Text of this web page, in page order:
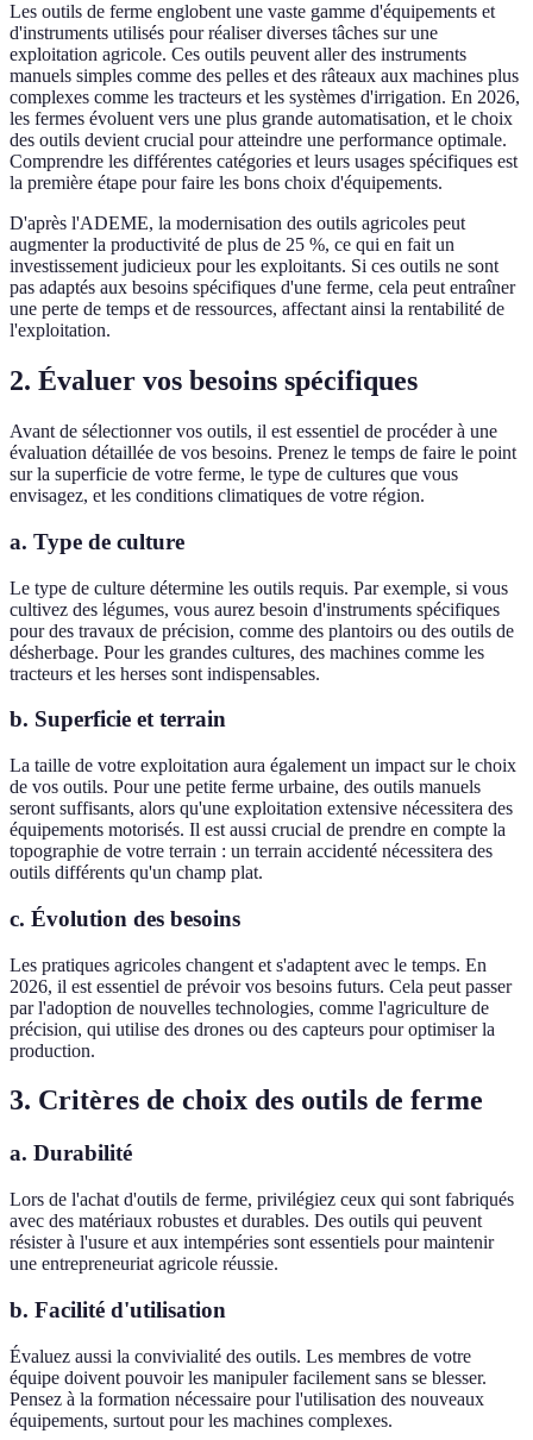
Les outils de ferme englobent une vaste gamme d'équipements et
d'instruments utilisés pour réaliser diverses tâches sur une
exploitation agricole. Ces outils peuvent aller des instruments
manuels simples comme des pelles et des râteaux aux machines plus
complexes comme les tracteurs et les systèmes d'irrigation. En 2026,
les fermes évoluent vers une plus grande automatisation, et le choix
des outils devient crucial pour atteindre une performance optimale.
Comprendre les différentes catégories et leurs usages spécifiques est
la première étape pour faire les bons choix d'équipements.
D'après l'ADEME, la modernisation des outils agricoles peut
augmenter la productivité de plus de 25 %, ce qui en fait un
investissement judicieux pour les exploitants. Si ces outils ne sont
pas adaptés aux besoins spécifiques d'une ferme, cela peut entraîner
une perte de temps et de ressources, affectant ainsi la rentabilité de
l'exploitation.
2. Évaluer vos besoins spécifiques
Avant de sélectionner vos outils, il est essentiel de procéder à une
évaluation détaillée de vos besoins. Prenez le temps de faire le point
sur la superficie de votre ferme, le type de cultures que vous
envisagez, et les conditions climatiques de votre région.
a. Type de culture
Le type de culture détermine les outils requis. Par exemple, si vous
cultivez des légumes, vous aurez besoin d'instruments spécifiques
pour des travaux de précision, comme des plantoirs ou des outils de
désherbage. Pour les grandes cultures, des machines comme les
tracteurs et les herses sont indispensables.
b. Superficie et terrain
La taille de votre exploitation aura également un impact sur le choix
de vos outils. Pour une petite ferme urbaine, des outils manuels
seront suffisants, alors qu'une exploitation extensive nécessitera des
équipements motorisés. Il est aussi crucial de prendre en compte la
topographie de votre terrain : un terrain accidenté nécessitera des
outils différents qu'un champ plat.
c. Évolution des besoins
Les pratiques agricoles changent et s'adaptent avec le temps. En
2026, il est essentiel de prévoir vos besoins futurs. Cela peut passer
par l'adoption de nouvelles technologies, comme l'agriculture de
précision, qui utilise des drones ou des capteurs pour optimiser la
production.
3. Critères de choix des outils de ferme
a. Durabilité
Lors de l'achat d'outils de ferme, privilégiez ceux qui sont fabriqués
avec des matériaux robustes et durables. Des outils qui peuvent
résister à l'usure et aux intempéries sont essentiels pour maintenir
une entrepreneuriat agricole réussie.
b. Facilité d'utilisation
Évaluez aussi la convivialité des outils. Les membres de votre
équipe doivent pouvoir les manipuler facilement sans se blesser.
Pensez à la formation nécessaire pour l'utilisation des nouveaux
équipements, surtout pour les machines complexes.